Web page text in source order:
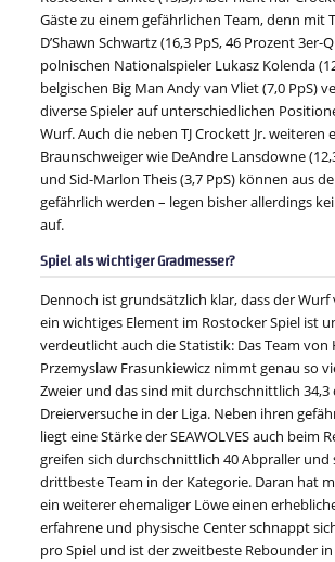
Gäste zu einem gefährlichen Team, denn mit
D’Shawn Schwartz (16,3 PpS, 46 Prozent 3er-
polnischen Nationalspieler Lukasz Kolenda
belgischen Big Man Andy van Vliet (7,0 PpS)
diverse Spieler auf unterschiedlichen
Wurf. Auch die neben TJ Crockett Jr. weiteren
Braunschweiger wie DeAndre Lansdowne
und Sid-Marlon Theis (3,7 PpS) können aus
gefährlich werden – legen bisher allerdings
auf.
Spiel als wichtiger Gradmesser?
Dennoch ist grundsätzlich klar, dass der
ein wichtiges Element im Rostocker Spiel ist
verdeutlicht auch die Statistik: Das Team von
Przemyslaw Frasunkiewicz nimmt genau so
Zweier und das sind mit durchschnittlich 34,3
Dreierversuche in der Liga. Neben ihren
liegt eine Stärke der SEAWOLVES auch beim
greifen sich durchschnittlich 40 Abpraller und
drittbeste Team in der Kategorie. Daran hat
ein weiterer ehemaliger Löwe einen
erfahrene und physische Center schnappt
pro Spiel und ist der zweitbeste Rebounder in